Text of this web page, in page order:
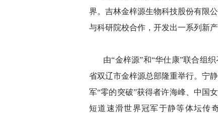
界。吉林金梓源生物科技股份有限
与科研院校合作，开发出一系列新产
由“金梓源”和“华仕康”联合组
省双辽市金梓源总部隆重举行。宁
军“零的突破”获得者许海峰、中国
短道速滑世界冠军于静等体坛传